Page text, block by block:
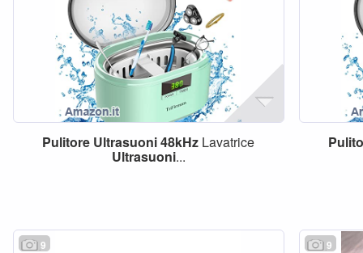
Pulitore Ultrasuoni48kHz Lavatrice
Ultrasuoni...
9 9